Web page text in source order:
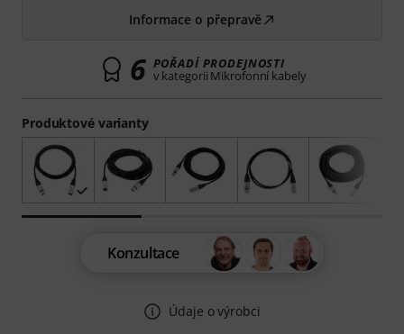
Produktové varianty
Informace o přepravě
6 POŘADÍ PRODEJNOSTI
v kategorii Mikrofonní kabely
Konzultace
Údaje o výrobci